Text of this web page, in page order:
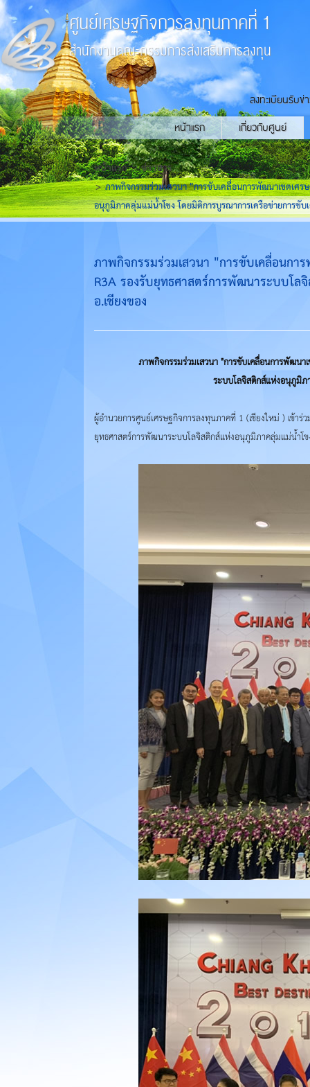
ศูนย์เศรษฐกิจการลงทุนภาคที่ 1
สำนักงานคณะกรรมการส่งเสริมการลงทุน
ลงทะเบียนรับข่
หน้าแรก
เกี่ยวกับศูนย์
หน้าแรก ข่าวสาร
ภาพกิจกรรมร่วมเสวนา "การขับเคลื่อนการพัฒนาเขตเศ
อนุภูมิภาคลุ่มแม่น้ำโขง โดยมิติการบูรณาการเครือข่ายการขับ
ภาพกิจกรรมร่วมเสวนา "การขับเคลื่อนกา
R3A รองรับยุทธศาสตร์การพัฒนาระบบโล
อ.เชียงของ
ภาพกิจกรรมร่วมเสวนา "การขับเคลื่อนการพัฒนา
ระบบโลจิสติกส์แห่งอนุภูมิภ
ผู้อำนวยการศูนย์เศรษฐกิจการลงทุนภาคที่ 1 (เชียงใหม่ ) เข้า
ยุทธศาสตร์การพัฒนาระบบโลจิสติกส์แห่งอนุภูมิภาคลุ่มแม่น้ำโข